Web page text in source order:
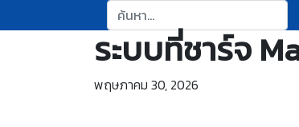
ค้นหา:
ระบบที่ชาร์จ
พฤษภาคม 30, 2026